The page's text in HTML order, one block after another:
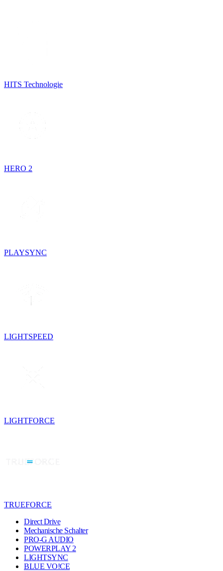
HITS Technologie
HERO 2
PLAYSYNC
LIGHTSPEED
LIGHTFORCE
TRUEFORCE
Direct Drive
Mechanische Schalter
PRO-G AUDIO
POWERPLAY 2
LIGHTSYNC
BLUE VO!CE